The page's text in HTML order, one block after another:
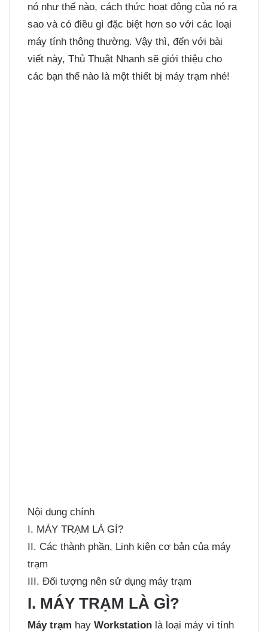
nó như thế nào, cách thức hoạt động của nó ra
sao và có điều gì đặc biệt hơn so với các loại
máy tính thông thường. Vậy thì, đến với bài
viết này, Thủ Thuật Nhanh sẽ giới thiệu cho
các bạn thế nào là một thiết bị máy trạm nhé!
Nội dung chính
I. MÁY TRẠM LÀ GÌ?
II. Các thành phần, Linh kiện cơ bản của máy
trạm
III. Đối tượng nên sử dụng máy trạm
I. MÁY TRẠM LÀ GÌ?
Máy trạm hay Workstation là loại máy vi tính